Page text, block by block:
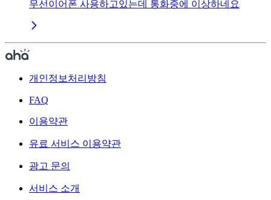
무선이어폰 사용하고있는데 통화중에 이상하네요
개인정보처리방침
FAQ
이용약관
유료 서비스 이용약관
광고 문의
서비스 소개